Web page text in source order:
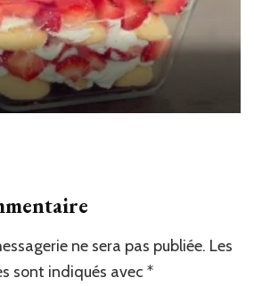
ne sera pas publiée. Les
sont indiqués avec *